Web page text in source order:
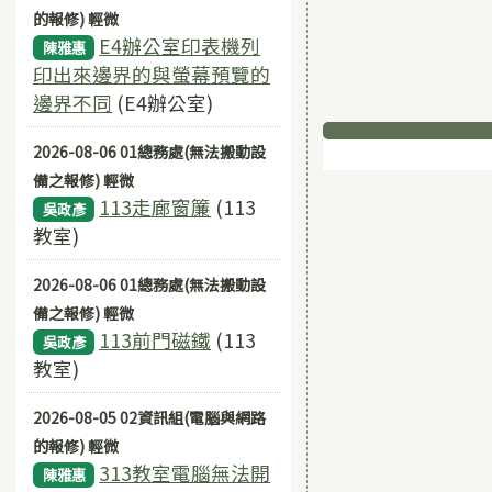
的報修) 輕微
陳雅惠
E4辦公室印表機列
印出來邊界的與螢幕預覽的
邊界不同 (E4辦公室)
2026-08-06 01總務處(無法搬動設
備之報修) 輕微
吳政彥 113走廊窗簾 (113
教室)
2026-08-06 01總務處(無法搬動設
備之報修) 輕微
吳政彥 113前門磁鐵 (113
教室)
2026-08-05 02資訊組(電腦與網路
的報修) 輕微
陳雅惠
313教室電腦無法開
下中區域